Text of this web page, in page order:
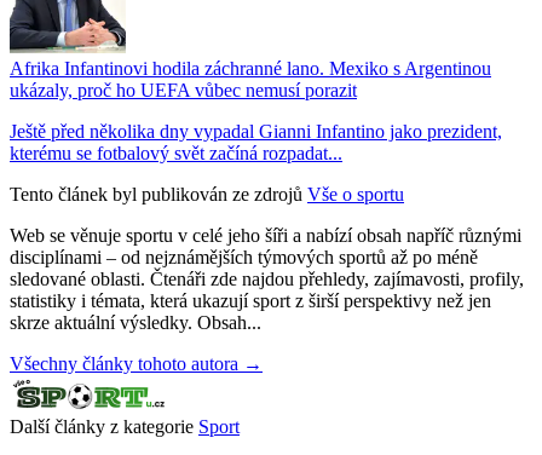
Afrika Infantinovi hodila záchranné lano. Mexiko s Argentinou
ukázaly, proč ho UEFA vůbec nemusí porazit
Ještě před několika dny vypadal Gianni Infantino jako prezident,
kterému se fotbalový svět začíná rozpadat...
Tento článek byl publikován ze zdrojů Vše o sportu
Web se věnuje sportu v celé jeho šíři a nabízí obsah napříč různými
disciplínami – od nejznámějších týmových sportů až po méně
sledované oblasti. Čtenáři zde najdou přehledy, zajímavosti, profily,
statistiky i témata, která ukazují sport z širší perspektivy než jen
skrze aktuální výsledky. Obsah...
Všechny články tohoto autora →
Další články z kategorie Sport